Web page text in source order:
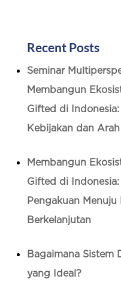
Recent Posts
Seminar
Membangun
Gifted di
Kebijakan dan Arah
Membangun
Gifted di Indonesia:
Pengakuan Menuju
Berkelanjutan
Bagaimana Sistem
yang Ideal?